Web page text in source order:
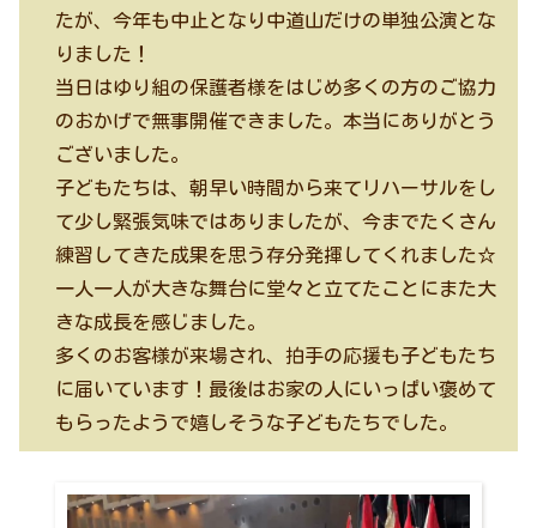
たが、今年も中止となり中道山だけの単独公演とな
りました！
当日はゆり組の保護者様をはじめ多くの方のご協力
のおかげで無事開催できました。本当にありがとう
ございました。
子どもたちは、朝早い時間から来てリハーサルをし
て少し緊張気味ではありましたが、今までたくさん
練習してきた成果を思う存分発揮してくれました☆
一人一人が大きな舞台に堂々と立てたことにまた大
きな成長を感じました。
多くのお客様が来場され、拍手の応援も子どもたち
に届いています！最後はお家の人にいっぱい褒めて
もらったようで嬉しそうな子どもたちでした。